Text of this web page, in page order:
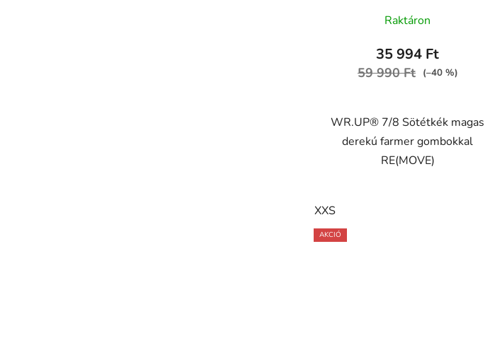
WRUP4BHC002ORG, J0B
termék
átlagos
értékelése
5,0
csillag.
Raktáron
35 994 Ft
59 990 Ft (–40 %)
WR.UP® 7/8 Sötétkék magas
derekú farmer gombokkal
RE(MOVE)
XXS
AKCIÓ